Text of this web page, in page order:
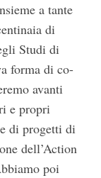
a tante
di
Studi di
forma di co-
avanti
e propri
di progetti di
dell’Action
poi